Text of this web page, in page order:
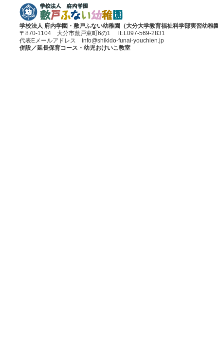
学校法人 府内学園・敷戸ふない幼稚園（大分大学教育福祉科学部実習幼稚
〒870-1104 大分市敷戸東町6の1 TEL097-569-2831
代表Eメールアドレス info@shikido-funai-youchien.jp
併設／延長保育コース・幼児おけいこ教室